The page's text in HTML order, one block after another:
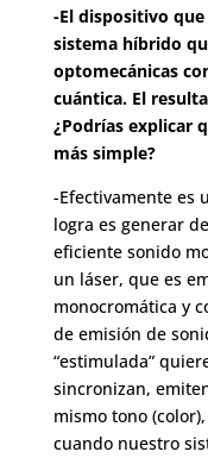
-El dispositivo
sistema híbrido
optomecánicas
cuántica. El
¿Podrías explicar
más simple?
-Efectivamente es
logra es generar
eficiente sonido
un láser, que es
monocromática y
de emisión de
“estimulada”
sincronizan,
mismo tono
cuando nuestro